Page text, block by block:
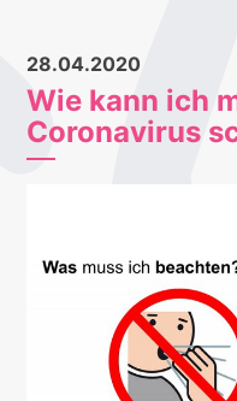
28.04.2020
Wie kann ich
Coronavirus